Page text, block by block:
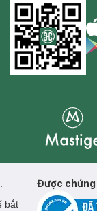
bắt
Được chứng